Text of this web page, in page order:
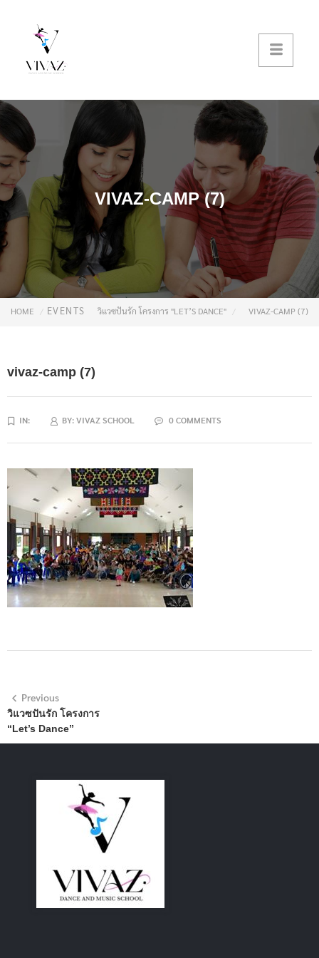
VIVAZ-CAMP (7)
HOME EVENTS วิแวซปันรัก โครงการ "LET’S DANCE" VIVAZ-CAMP (7)
vivaz-camp (7)
IN: BY:VIVAZ SCHOOL 0 COMMENTS
Previous
วิแวซปันรัก โครงการ
“Let’s Dance”